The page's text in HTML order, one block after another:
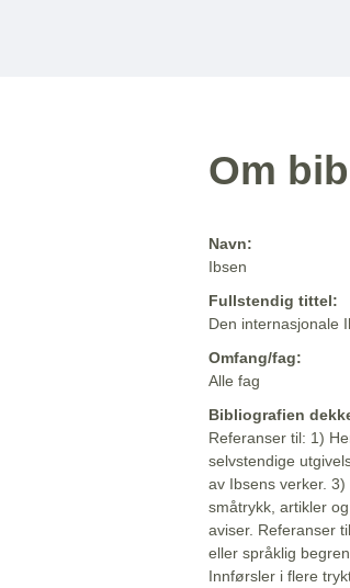
Om
Navn:
Ibsen
Fullstendig tittel:
Den internasjonale
Omfang/fag:
Alle fag
Bibliografien
Referanser til: 1)
selvstendige
av Ibsens verker.
småtrykk, artikler
aviser. Referanser
eller språklig
Innførsler i flere